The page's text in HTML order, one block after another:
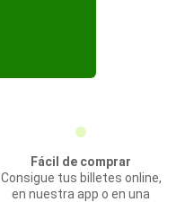
Fácil de comprar
Consigue tus billetes online,
en nuestra app o en una